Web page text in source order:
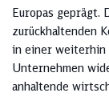
Europas geprägt.
zurückhaltenden
in einer weiterhin
Unternehmen
anhaltende